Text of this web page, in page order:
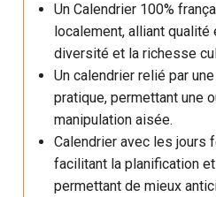
Un Calendrier 100%
localement, alliant
diversité et la richesse
Un calendrier relié par
pratique, permettant une
manipulation aisée.
Calendrier avec les jours
facilitant la planification
permettant de mieux